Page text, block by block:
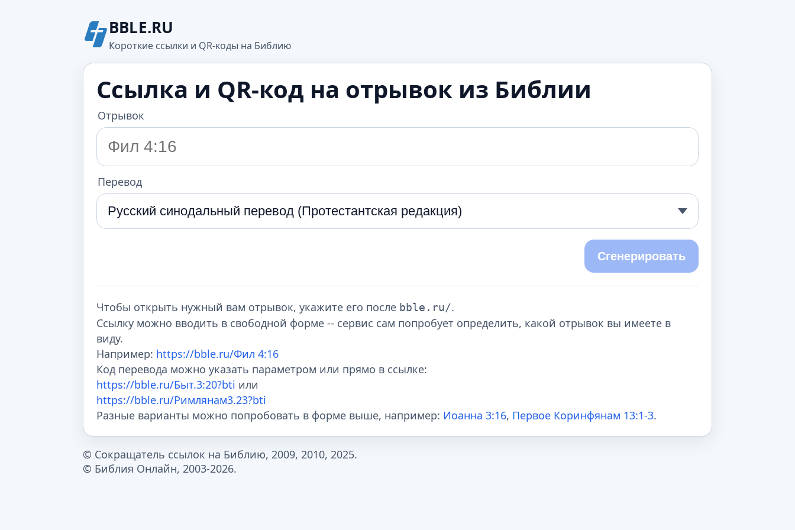
BBLE.RU
Короткие ссылки и QR-коды на Библию
Ссылка и QR-код на отрывок из Библии
Отрывок
Перевод
Русский синодальный перевод (Протестантская редакция)
Сгенерировать
Чтобы открыть нужный вам отрывок, укажите его после bble.ru/.
Ссылку можно вводить в свободной форме -- сервис сам попробует определить, какой отрывок вы имеете в
виду.
Например: https://bble.ru/Фил 4:16
Код перевода можно указать параметром или прямо в ссылке:
https://bble.ru/Быт.3:20?bti или
https://bble.ru/Римлянам3.23?bti
Разные варианты можно попробовать в форме выше, например: Иоанна 3:16, Первое Коринфянам 13:1-3.
© Сокращатель ссылок на Библию, 2009, 2010, 2025.
© Библия Онлайн, 2003-2026.